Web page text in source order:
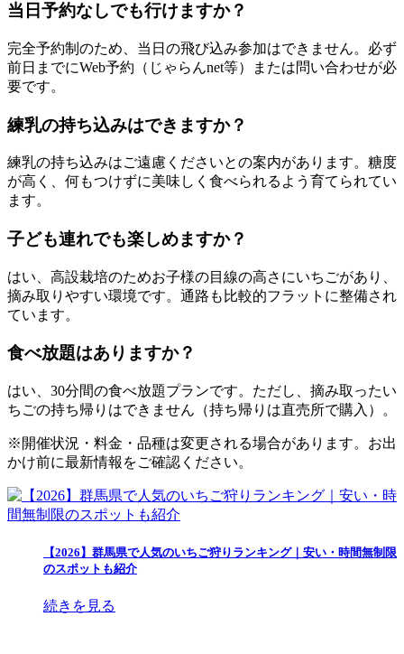
当日予約なしでも行けますか？
完全予約制のため、当日の飛び込み参加はできません。必ず
前日までにWeb予約（じゃらんnet等）または問い合わせが必
要です。
練乳の持ち込みはできますか？
練乳の持ち込みはご遠慮くださいとの案内があります。糖度
が高く、何もつけずに美味しく食べられるよう育てられてい
ます。
子ども連れでも楽しめますか？
はい、高設栽培のためお子様の目線の高さにいちごがあり、
摘み取りやすい環境です。通路も比較的フラットに整備され
ています。
食べ放題はありますか？
はい、30分間の食べ放題プランです。ただし、摘み取ったい
ちごの持ち帰りはできません（持ち帰りは直売所で購入）。
※開催状況・料金・品種は変更される場合があります。お出
かけ前に最新情報をご確認ください。
【2026】群馬県で人気のいちご狩りランキング｜安い・時間無制限
のスポットも紹介
続きを見る